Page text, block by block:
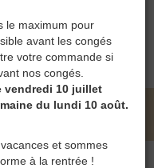
le maximum pour
avant les congés
votre commande si
nos congés.
vendredi 10 juillet
du lundi 10 août.
et sommes
à la rentrée !